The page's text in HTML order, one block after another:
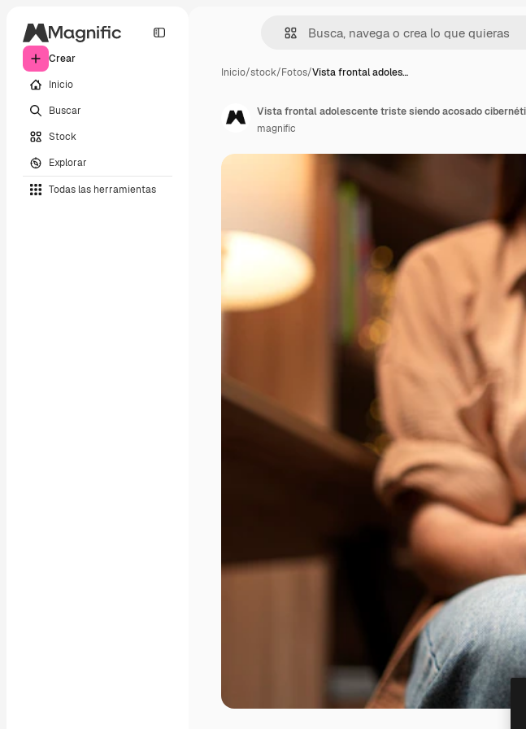
Crear
Inicio
Buscar
Stock
Explorar
Todas las herramientas
Inicio/stock/Fotos/Vista frontal adoles…
Vista frontal adolescente triste siendo acosado
magnific